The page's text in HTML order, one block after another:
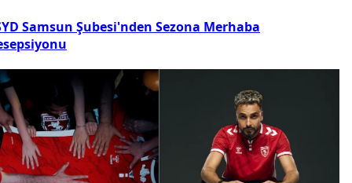
Samsun Şubesi'nden Sezona Merhaba